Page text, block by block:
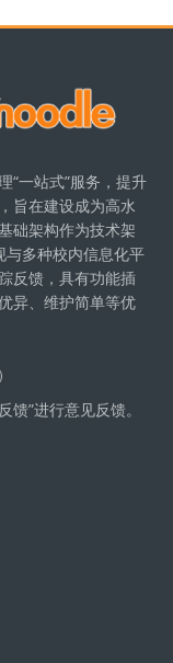
“一站式”服务，提升
旨在建设成为高水
础架构作为技术架
多种校内信息化平
反馈，具有功能插
异、维护简单等优
馈”进行意见反馈。